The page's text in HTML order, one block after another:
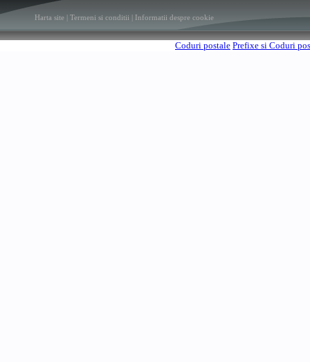
Harta site Termeni si conditii Informatii despre cookie
Coduri postale Prefixe si Coduri